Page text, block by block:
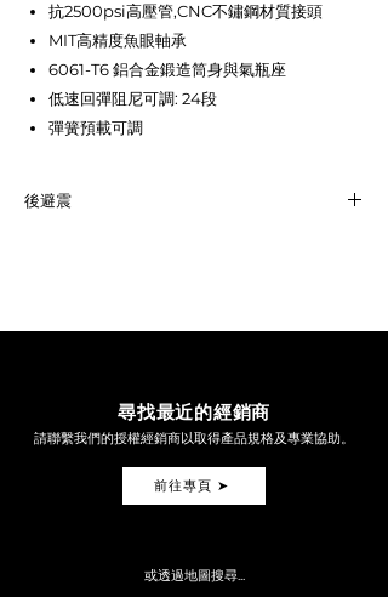
抗2500psi高壓管,CNC不鏽鋼材質接頭
MIT高精度魚眼軸承
6061-T6 鋁合金鍛造筒身與氣瓶座
低速回彈阻尼可調: 24段
彈簧預載可調
後避震
尋找最近的經銷商
請聯繫我們的授權經銷商以取得產品規格及專業協助。
前往專頁 ➤
或透過地圖搜尋...